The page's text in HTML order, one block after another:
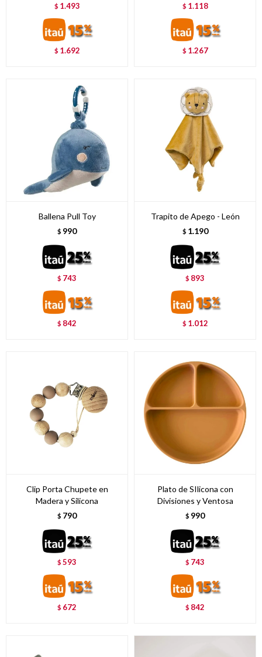
$ 1.493
$ 1.692
$ 1.118
$ 1.267
Ballena Pull Toy
$ 990
$ 743
$ 842
Trapito de Apego - León
$ 1.190
$ 893
$ 1.012
Clip Porta Chupete en
Madera y Silicona
$ 790
$593
$ 672
Plato de SIlicona con
Divisiones y Ventosa
$ 990
$ 743
$ 842